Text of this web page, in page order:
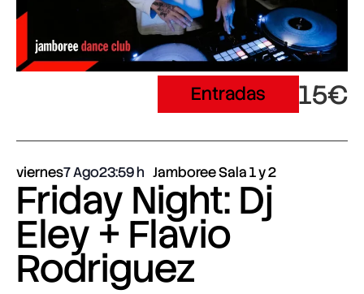
Entradas 15€
viernes7 Ago23:59 Jamboree Sala 1 y 2
Friday Night: Dj
Eley + Flavio
Rodriguez